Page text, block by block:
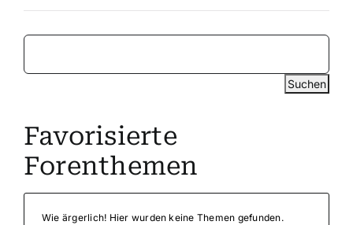
Favorisierte
Forenthemen
Wie ärgerlich! Hier wurden keine Themen gefunden.